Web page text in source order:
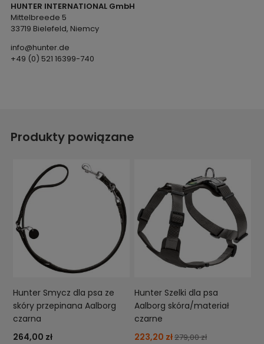
HUNTER INTERNATIONAL GmbH
Mittelbreede 5
33719 Bielefeld, Niemcy
info@hunter.de
+49 (0) 521 16399-740
Produkty powiązane
Hunter Smycz dla psa ze
skóry przepinana Aalborg
czarna
264,00 zł
Hunter Szelki dla psa
Aalborg skóra/materiał
czarne
223,20 zł279,00 zł